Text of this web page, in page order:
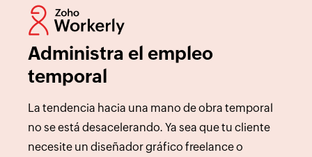
Administra el empleo
temporal
La tendencia hacia una mano de obra temporal
no se está desacelerando. Ya sea que tu cliente
necesite un diseñador gráfico freelance o